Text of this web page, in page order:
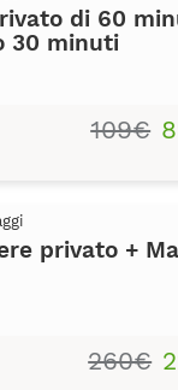
di 60
30 minuti
109€
privato +
260€